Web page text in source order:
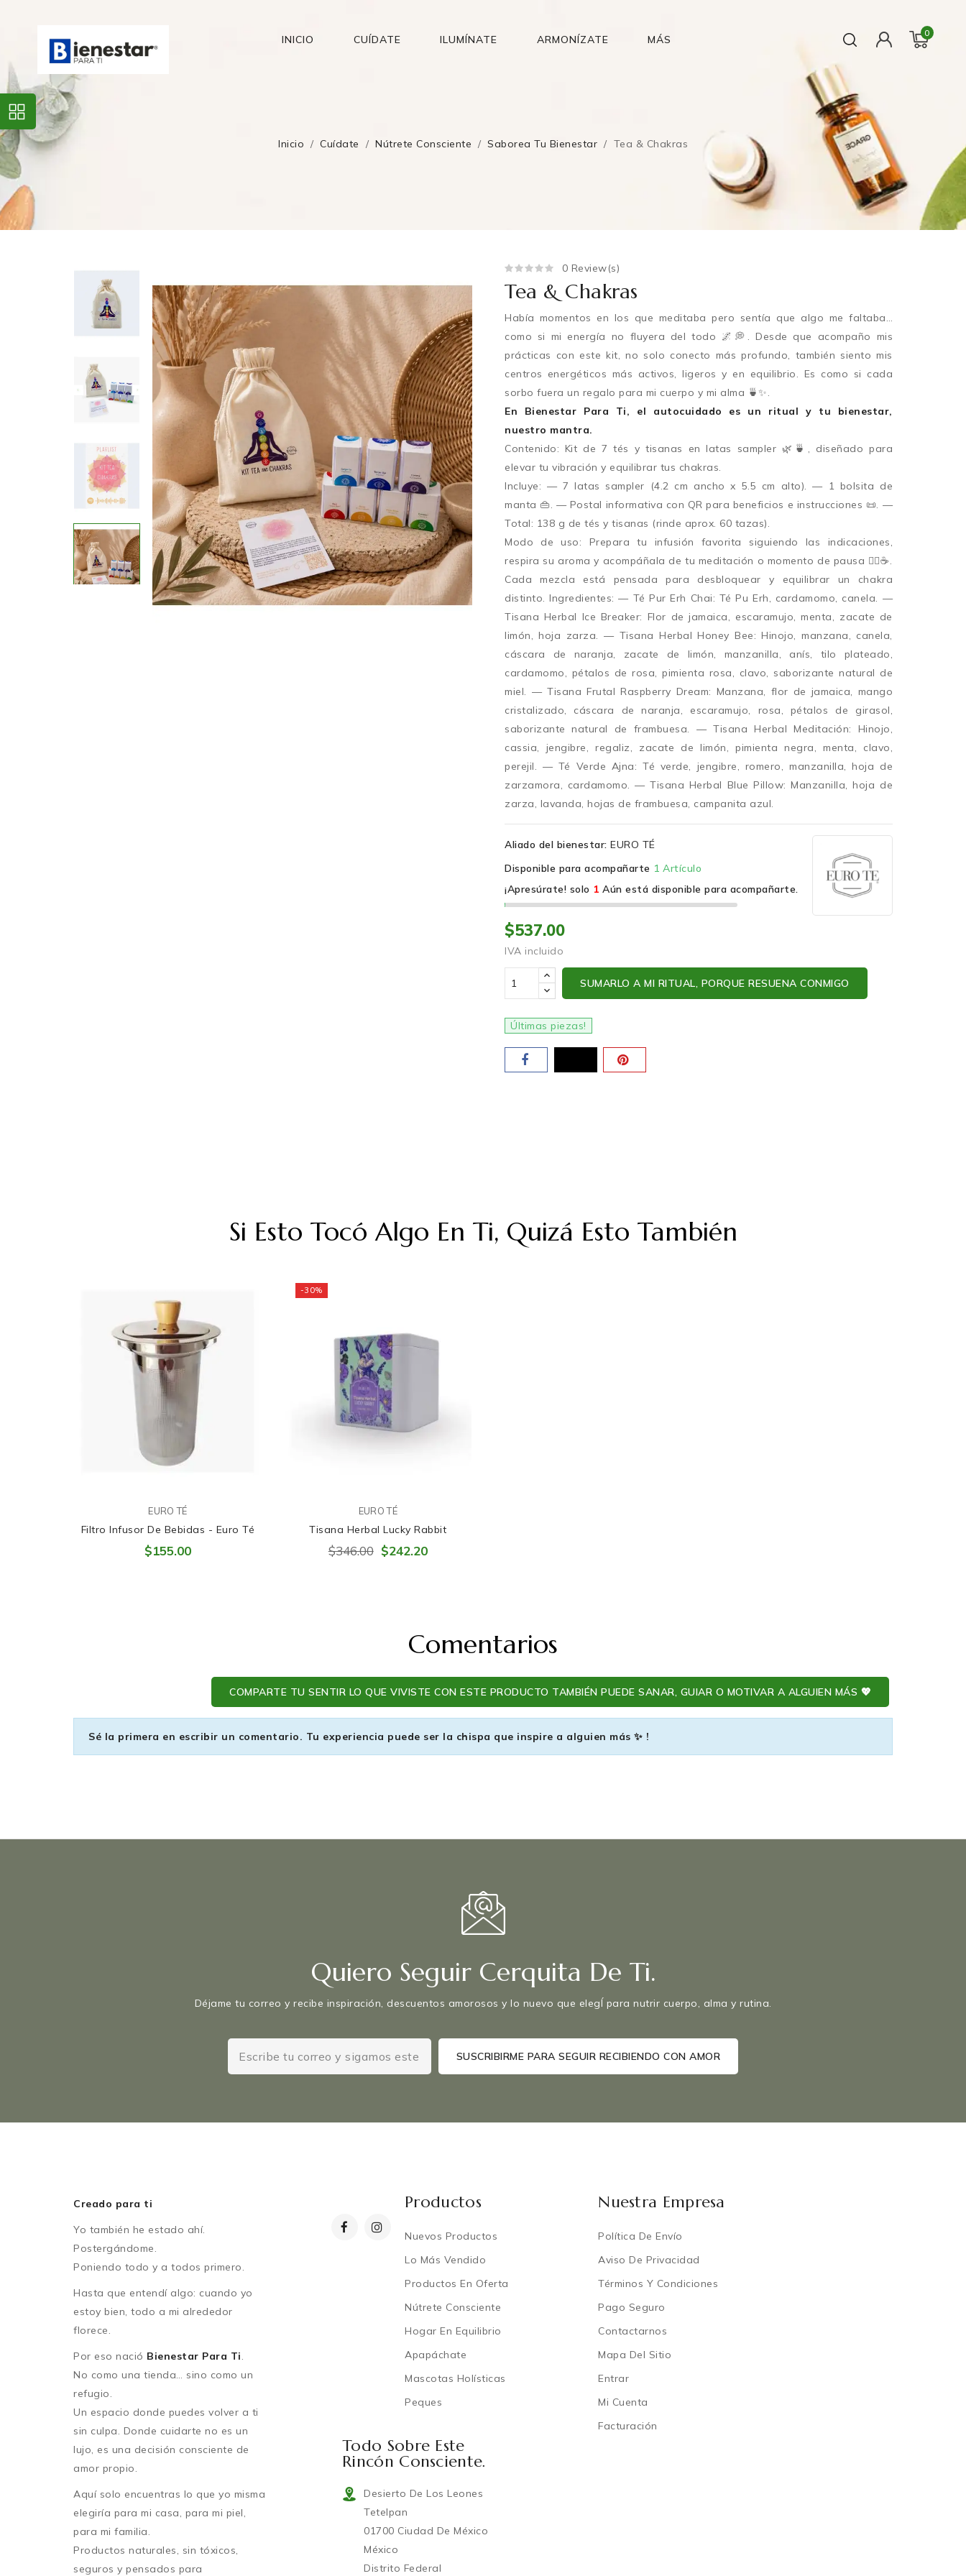
0
INICIO CUÍDATE ILUMÍNATE ARMONÍZATE MÁS
Inicio Cuídate Nútrete Consciente Saborea Tu Bienestar Tea & Chakras
0 Review(s)
Tea & Chakras
Había momentos en los que meditaba pero sentía que algo me faltaba…
como si mi energía no fluyera del todo 🌌💭. Desde que acompaño mis
prácticas con este kit, no solo conecto más profundo, también siento mis
centros energéticos más activos, ligeros y en equilibrio. Es como si cada
sorbo fuera un regalo para mi cuerpo y mi alma 🍵✨.
En Bienestar Para Ti, el autocuidado es un ritual y tu bienestar,
nuestro mantra.
Contenido: Kit de 7 tés y tisanas en latas sampler 🌿🍵, diseñado para
elevar tu vibración y equilibrar tus chakras.
Incluye: — 7 latas sampler (4.2 cm ancho x 5.5 cm alto). — 1 bolsita de
manta 👜. — Postal informativa con QR para beneficios e instrucciones 📜. —
Total: 138 g de tés y tisanas (rinde aprox. 60 tazas).
Modo de uso: Prepara tu infusión favorita siguiendo las indicaciones,
respira su aroma y acompáñala de tu meditación o momento de pausa 🧘‍♀️☕.
Cada mezcla está pensada para desbloquear y equilibrar un chakra
distinto. Ingredientes: — Té Pur Erh Chai: Té Pu Erh, cardamomo, canela. —
Tisana Herbal Ice Breaker: Flor de jamaica, escaramujo, menta, zacate de
limón, hoja zarza. — Tisana Herbal Honey Bee: Hinojo, manzana, canela,
cáscara de naranja, zacate de limón, manzanilla, anís, tilo plateado,
cardamomo, pétalos de rosa, pimienta rosa, clavo, saborizante natural de
miel. — Tisana Frutal Raspberry Dream: Manzana, flor de jamaica, mango
cristalizado, cáscara de naranja, escaramujo, rosa, pétalos de girasol,
saborizante natural de frambuesa. — Tisana Herbal Meditación: Hinojo,
cassia, jengibre, regaliz, zacate de limón, pimienta negra, menta, clavo,
perejil. — Té Verde Ajna: Té verde, jengibre, romero, manzanilla, hoja de
zarzamora, cardamomo. — Tisana Herbal Blue Pillow: Manzanilla, hoja de
zarza, lavanda, hojas de frambuesa, campanita azul.
Aliado del bienestar: EURO TÉ
Disponible para acompañarte 1 Artículo
¡Apresúrate! solo 1 Aún está disponible para acompañarte.
$537.00
IVA incluido
SUMARLO A MI RITUAL, PORQUE RESUENA CONMIGO
Últimas piezas!
Si Esto Tocó Algo En Ti, Quizá Esto También
EURO TÉ
Filtro Infusor De Bebidas - Euro Té
$155.00
-30%
EURO TÉ
Tisana Herbal Lucky Rabbit
$346.00 $242.20
Comentarios
COMPARTE TU SENTIR LO QUE VIVISTE CON ESTE PRODUCTO TAMBIÉN PUEDE SANAR, GUIAR O MOTIVAR A ALGUIEN MÁS 💖
Sé la primera en escribir un comentario. Tu experiencia puede ser la chispa que inspire a alguien más ✨ !
Quiero Seguir Cerquita De Ti.
Déjame tu correo y recibe inspiración, descuentos amorosos y lo nuevo que elegÍ para nutrir cuerpo, alma y rutina.
Creado para ti
Yo también he estado ahí.
Postergándome.
Poniendo todo y a todos primero.
Hasta que entendí algo: cuando yo
estoy bien, todo a mi alrededor
florece.
Por eso nació Bienestar Para Ti.
No como una tienda… sino como un
refugio.
Un espacio donde puedes volver a ti
sin culpa. Donde cuidarte no es un
lujo, es una decisión consciente de
amor propio.
Aquí solo encuentras lo que yo misma
elegiría para mi casa, para mi piel,
para mi familia.
Productos naturales, sin tóxicos,
seguros y pensados para
Productos
Nuevos Productos
Lo Más Vendido
Productos En Oferta
Nútrete Consciente
Hogar En Equilibrio
Apapáchate
Mascotas Holísticas
Peques
Nuestra Empresa
Política De Envío
Aviso De Privacidad
Términos Y Condiciones
Pago Seguro
Contactarnos
Mapa Del Sitio
Entrar
Mi Cuenta
Facturación
Todo Sobre Este
Rincón Consciente.
Desierto De Los Leones
Tetelpan
01700 Ciudad De México
México
Distrito Federal